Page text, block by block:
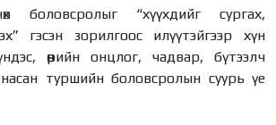
боловсролыг “хүүхдийг сургах,
гэсэн зорилгоос илүүтэйгээр хүн
өөрийн онцлог, чадвар, бүтээлч
насан туршийн боловсролын суурь үе